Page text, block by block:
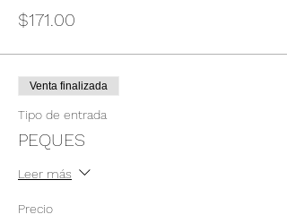
$171.00
Venta finalizada
Tipo de entrada
PEQUES
Leer más
Precio